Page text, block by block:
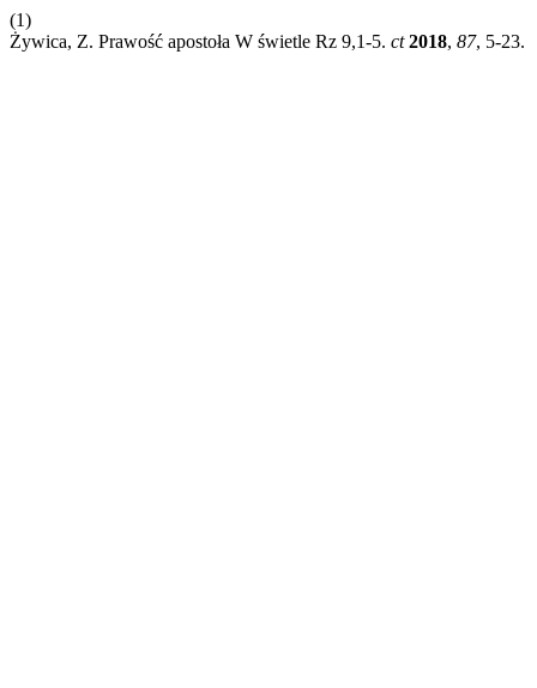
(1)
Żywica, Z. Prawość apostoła W świetle Rz 9,1-5. ct 2018, 87, 5-23.